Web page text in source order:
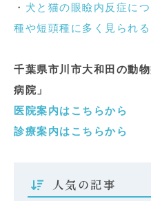
・ 犬と猫の眼瞼内反症に
種や短頭種に多く見られる
千葉県市川市大和田の動
病院」
医院案内はこちらから
診療案内はこちらから
人気の記事